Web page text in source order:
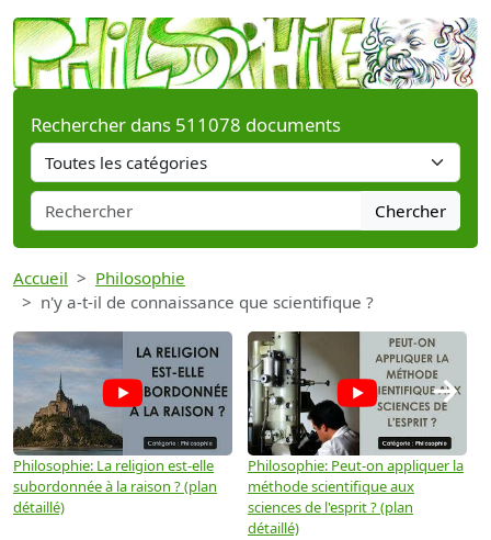
Rechercher dans 511078 documents
Chercher
Accueil
Philosophie
n'y a-t-il de connaissance que scientifique ?
Philosophie: La religion est-elle
subordonnée à la raison ? (plan
détaillé)
Philosophie: Peut-on appliquer la
méthode scientifique aux
sciences de l'esprit ? (plan
détaillé)
→